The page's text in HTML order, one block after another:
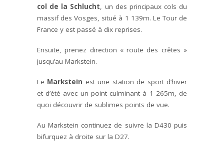
col de la Schlucht, un des principaux cols du
massif des Vosges, situé à 1 139m. Le Tour de
France y est passé à dix reprises.
Ensuite, prenez direction « route des crêtes »
jusqu’au Markstein.
Le Markstein est une station de sport d’hiver
et d’été avec un point culminant à 1 265m, de
quoi découvrir de sublimes points de vue.
Au Markstein continuez de suivre la D430 puis
bifurquez à droite sur la D27.